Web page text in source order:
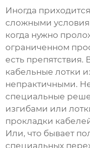
Иногда
сложными
когда нужно
ограниченном
есть препятствия.
кабельные лотки
непрактичными.
специальные
изгибами или
прокладки
Или, что бывает
специальных